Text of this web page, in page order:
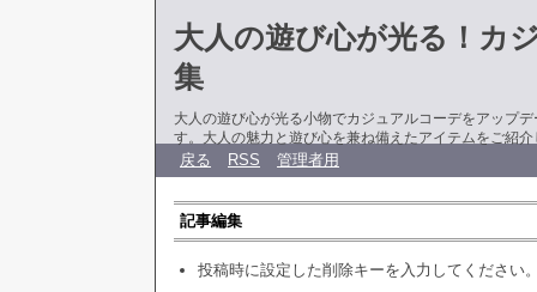
大人の遊び心が光る！カ
集
大人の遊び心が光る小物でカジュアルコーデをアップ
す。大人の魅力と遊び心を兼ね備えたアイテムをご紹介
戻る RSS 管理者用
記事編集
投稿時に設定した削除キーを入力してください